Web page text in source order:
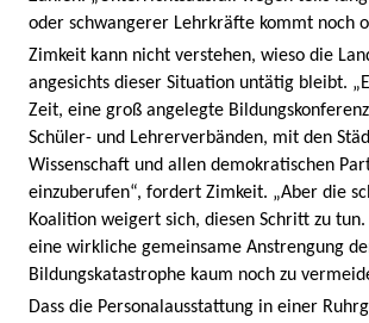
oder schwangerer Lehrkräfte kommt noch
Zimkeit kann nicht verstehen, wieso die
angesichts dieser Situation untätig bleibt.
Zeit, eine groß angelegte
Schüler- und Lehrerverbänden, mit den
Wissenschaft und allen demokratischen
einzuberufen“, fordert Zimkeit. „Aber die
Koalition weigert sich, diesen Schritt zu
eine wirkliche gemeinsame Anstrengung
Bildungskatastrophe kaum noch zu
Dass die Personalausstattung in einer